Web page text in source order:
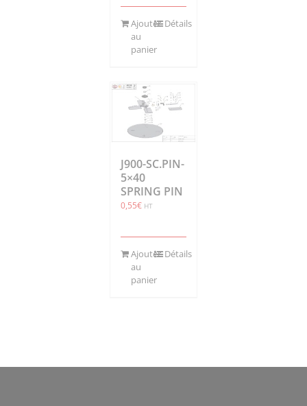
Ajouter
au
panier
Détails
J900-SC.PIN-
5×40
SPRING PIN
0,55€ HT
Ajouter
au
panier
Détails